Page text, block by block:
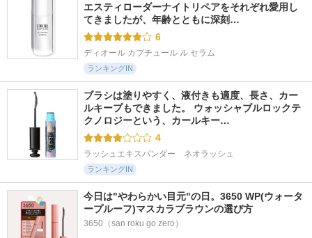
エスティローダーナイトリペアをそれぞれ愛用し
てきましたが、年齢とともに深刻…
6
ディオール カプチュール ル セラム
ランキングIN
ブラシは塗りやすく、液付きも適度、長さ、カー
ルキープもできました。 ウォッシャブルロックテ
クノロジーという、カールキー…
4
ラッシュエキスパンダー　ネオラッシュ
ランキングIN
今日は"やわらかい目元"の日。3650 WP(ウォータ
ープルーフ)マスカラブラウンの選び方
3650（san roku go zero）